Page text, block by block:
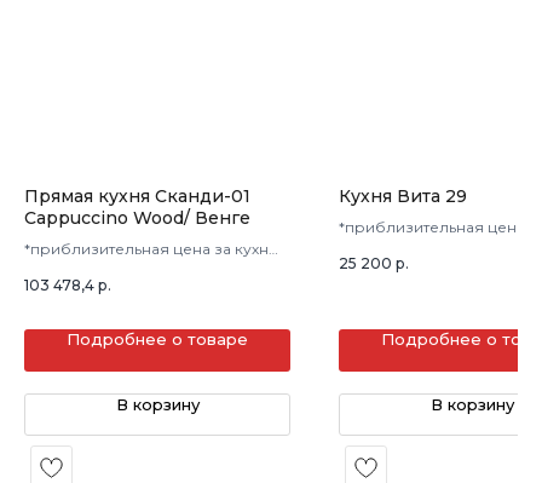
Прямая кухня Сканди-01
Cappuccino Wood/ Венге
*приблизительная цена за кухню
103 478,4 р.
Подробнее о товаре
В корзину
Кухня Вита 29
*приблизительная цена
25 200 р.
Подробнее о
В корзину